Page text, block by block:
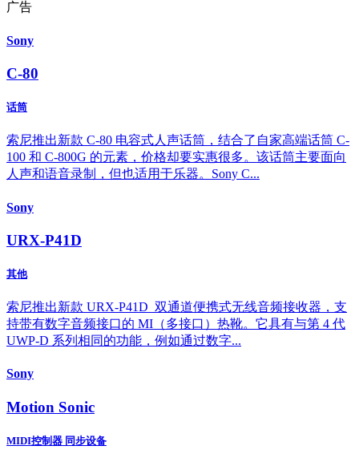
广告
Sony
C-80
话筒
索尼推出新款 C-80 电容式人声话筒，结合了自家高端话筒 C-
100 和 C-800G 的元素，价格却要实惠很多。该话筒主要面向
人声和语音录制，但也适用于乐器。Sony C...
Sony
URX-P41D
其他
索尼推出新款 URX-P41D 双通道便携式无线音频接收器，支
持带有数字音频接口的 MI（多接口）热靴。它具有与第 4 代
UWP-D 系列相同的功能，例如通过数字...
Sony
Motion Sonic
MIDI控制器 同步设备